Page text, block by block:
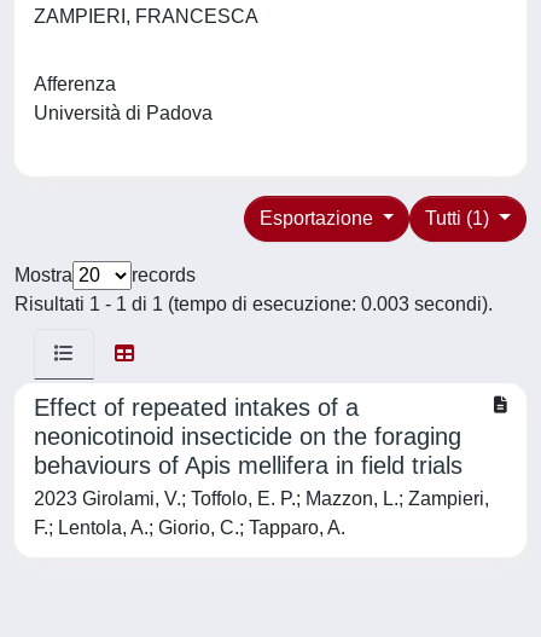
ZAMPIERI, FRANCESCA
Afferenza
Università di Padova
Tutti (1)
Esportazione
Mostra
records
Risultati 1 - 1 di 1 (tempo di esecuzione: 0.003 secondi).
Effect of repeated intakes of a
neonicotinoid insecticide on the foraging
behaviours of Apis mellifera in field trials
2023 Girolami, V.; Toffolo, E. P.; Mazzon, L.; Zampieri,
F.; Lentola, A.; Giorio, C.; Tapparo, A.